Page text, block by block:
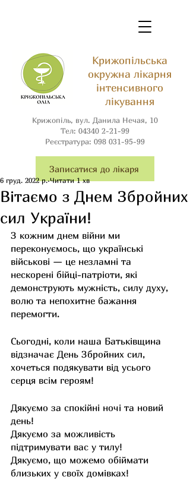
Крижопільська
окружна лікарня
інтенсивного
лікування
Крижопіль, вул. Данила Нечая, 10
Тел: 04340 2-21-99
Реєстратура: 098 031-95-99
Записатися до лікаря
Вітаємо з Днем Збройних
сил України!
6 груд. 2022 р. Читати 1 хв
З кожним днем війни ми
переконуємось, що українські
військові — це незламні та
нескорені бійці-патріоти, які
демонструють мужність, силу духу,
волю та непохитне бажання
перемогти.
Сьогодні, коли наша Батьківщина
відзначає День Збройних сил,
хочеться подякувати від усього
серця всім героям!
Дякуємо за спокійні ночі та новий
день!
Дякуємо за можливість
підтримувати вас у тилу!
Дякуємо, що можемо обіймати
близьких у своїх домівках!